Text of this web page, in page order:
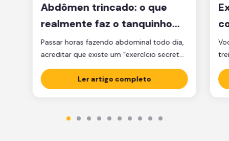
Abdômen trincado: o que
realmente faz o tanquinho
aparecer?
Passar horas fazendo abdominal todo dia,
acreditar que existe um “exercício secreto”
para secar a barriga ou ficar obcecado
com a balança são caminhos que muita
gente percorre, mas que raramente levam
falta de estratégia. A verdade é que o
Ler artigo completo